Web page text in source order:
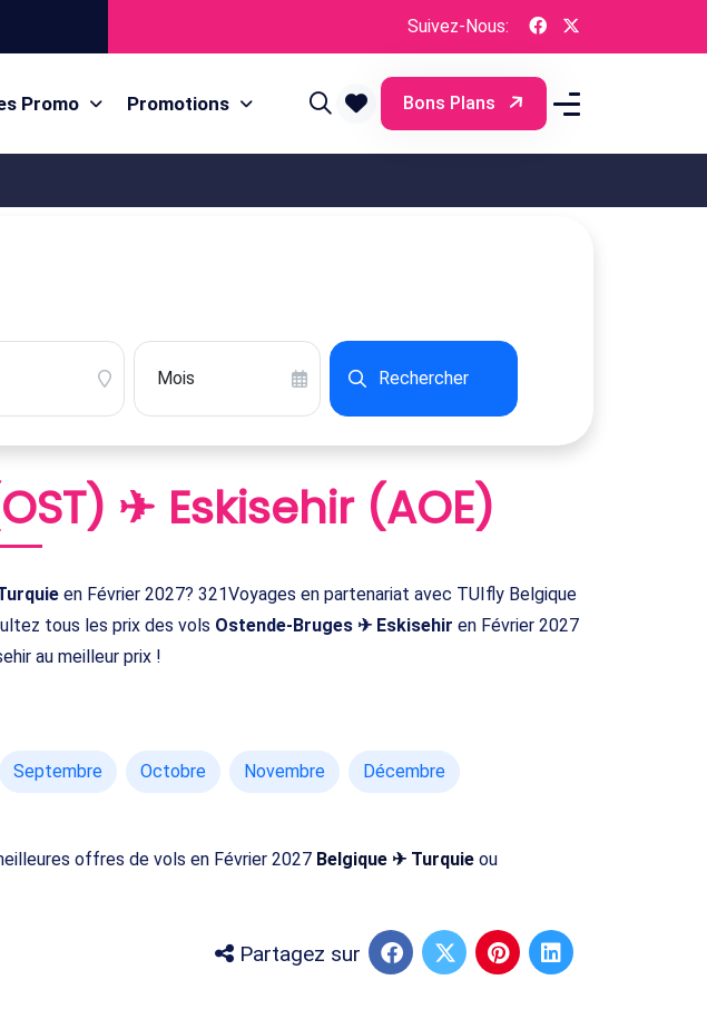
Suivez-Nous:
Promo Promotions Bons Plans
Rechercher
✈ Eskisehir (AOE)
en Février 2027? 321Voyages en partenariat avec TUIfly Belgique
tous les prix des vols Ostende-Bruges ✈ Eskisehir en Février 2027
au meilleur prix !
Septembre Octobre Novembre Décembre
offres de vols en Février 2027 Belgique ✈ Turquie ou
Partagez sur